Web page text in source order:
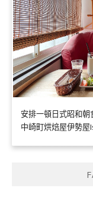
安排一頓日式昭和
中崎町烘焙屋伊勢屋